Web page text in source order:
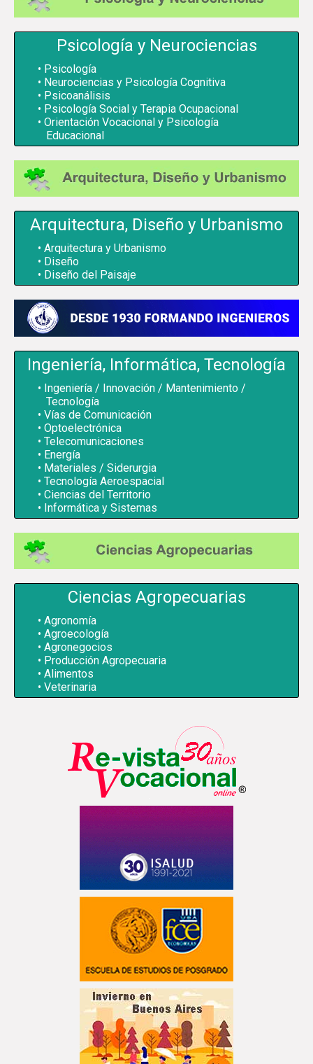
Psicología y Neurociencias
Psicología
Neurociencias y Psicología Cognitiva
Psicoanálisis
Psicología Social y Terapia Ocupacional
Orientación Vocacional y Psicología
Educacional
Arquitectura, Diseño y Urbanismo
Arquitectura y Urbanismo
Diseño
Diseño del Paisaje
Ingeniería, Informática, Tecnología
Ingeniería / Innovación / Mantenimiento /
Tecnología
Vías de Comunicación
Optoelectrónica
Telecomunicaciones
Energía
Materiales / Siderurgia
Tecnología Aeroespacial
Ciencias del Territorio
Informática y Sistemas
Ciencias Agropecuarias
Agronomía
Agroecología
Agronegocios
Producción Agropecuaria
Alimentos
Veterinaria